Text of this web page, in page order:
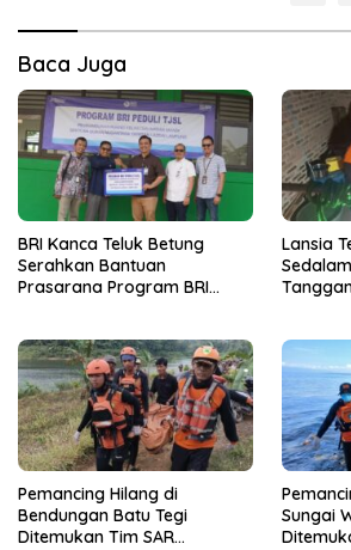
Baca Juga
BRI Kanca Teluk Betung
Serahkan Bantuan
Prasarana Program BRI
LAZDAI
Lansia
Pemancing Hilang di
Bendungan Batu Tegi
Ditemukan Tim SAR
Sungai